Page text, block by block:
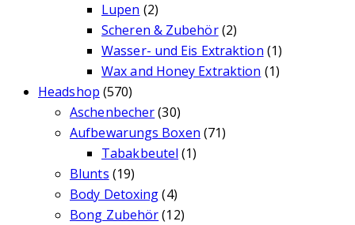
Lupen (2)
Scheren & Zubehör(2)
Wasser- und Eis Extraktion (1)
Wax and Honey Extraktion (1)
Headshop (570)
Aschenbecher(30)
Aufbewarungs Boxen (71)
Tabakbeutel (1)
Blunts (19)
Body Detoxing (4)
Bong Zubehör(12)